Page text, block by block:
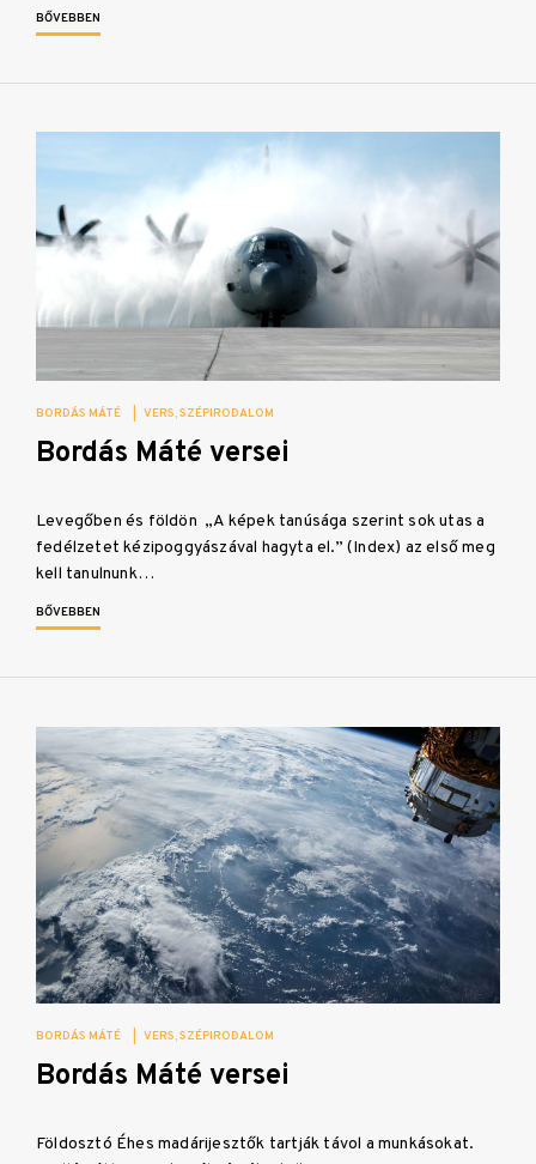
BŐVEBBEN
BORDÁS MÁTÉ VERS SZÉPIRODALOM
Bordás Máté versei
Levegőben és földön „A képek tanúsága szerint sok utas a
fedélzetet kézipoggyászával hagyta el.” (Index) az első meg
kell tanulnunk…
BŐVEBBEN
BORDÁS MÁTÉ VERS SZÉPIRODALOM
Bordás Máté versei
Földosztó Éhes madárijesztők tartják távol a munkásokat.